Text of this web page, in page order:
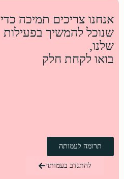
אנחנו צריכים תמיכה כדי
שנוכל להמשיך בפעילות
שלנו,
בואו לקחת חלק
תרומה לעמותה
להתנדב בעמותה